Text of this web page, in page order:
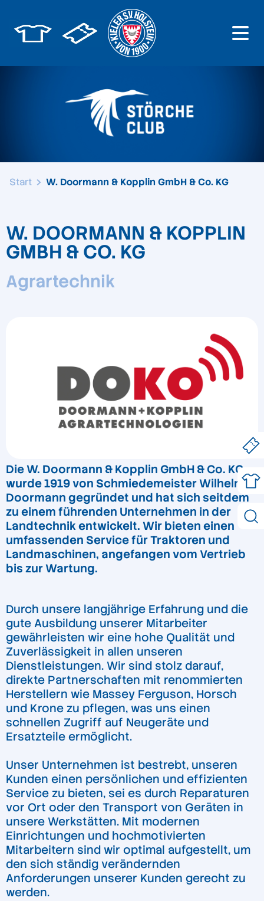
Start W. Doormann & Kopplin GmbH & Co. KG
W. DOORMANN & KOPPLIN
GMBH & CO. KG
Agrartechnik
Die W. Doormann & Kopplin GmbH & Co. KG
wurde 1919 von Schmiedemeister Wilhelm
Doormann gegründet und hat sich seitdem
zu einem führenden Unternehmen in der
Landtechnik entwickelt. Wir bieten einen
umfassenden Service für Traktoren und
Landmaschinen, angefangen vom Vertrieb
bis zur Wartung.
Durch unsere langjährige Erfahrung und die
gute Ausbildung unserer Mitarbeiter
gewährleisten wir eine hohe Qualität und
Zuverlässigkeit in allen unseren
Dienstleistungen. Wir sind stolz darauf,
direkte Partnerschaften mit renommierten
Herstellern wie Massey Ferguson, Horsch
und Krone zu pflegen, was uns einen
schnellen Zugriff auf Neugeräte und
Ersatzteile ermöglicht.
Unser Unternehmen ist bestrebt, unseren
Kunden einen persönlichen und effizienten
Service zu bieten, sei es durch Reparaturen
vor Ort oder den Transport von Geräten in
unsere Werkstätten. Mit modernen
Einrichtungen und hochmotivierten
Mitarbeitern sind wir optimal aufgestellt, um
den sich ständig verändernden
Anforderungen unserer Kunden gerecht zu
werden.